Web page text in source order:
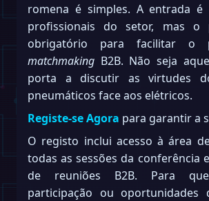
romena é simples. A entrada é
profissionais do setor, mas o
obrigatório para facilitar o
matchmaking B2B. Não seja
porta a discutir as virtudes
pneumáticos face aos elétricos.
Registe-se Agora para garantir a
O registo inclui acesso à área
todas as sessões da conferência
de reuniões B2B. Para
participação ou oportunidades